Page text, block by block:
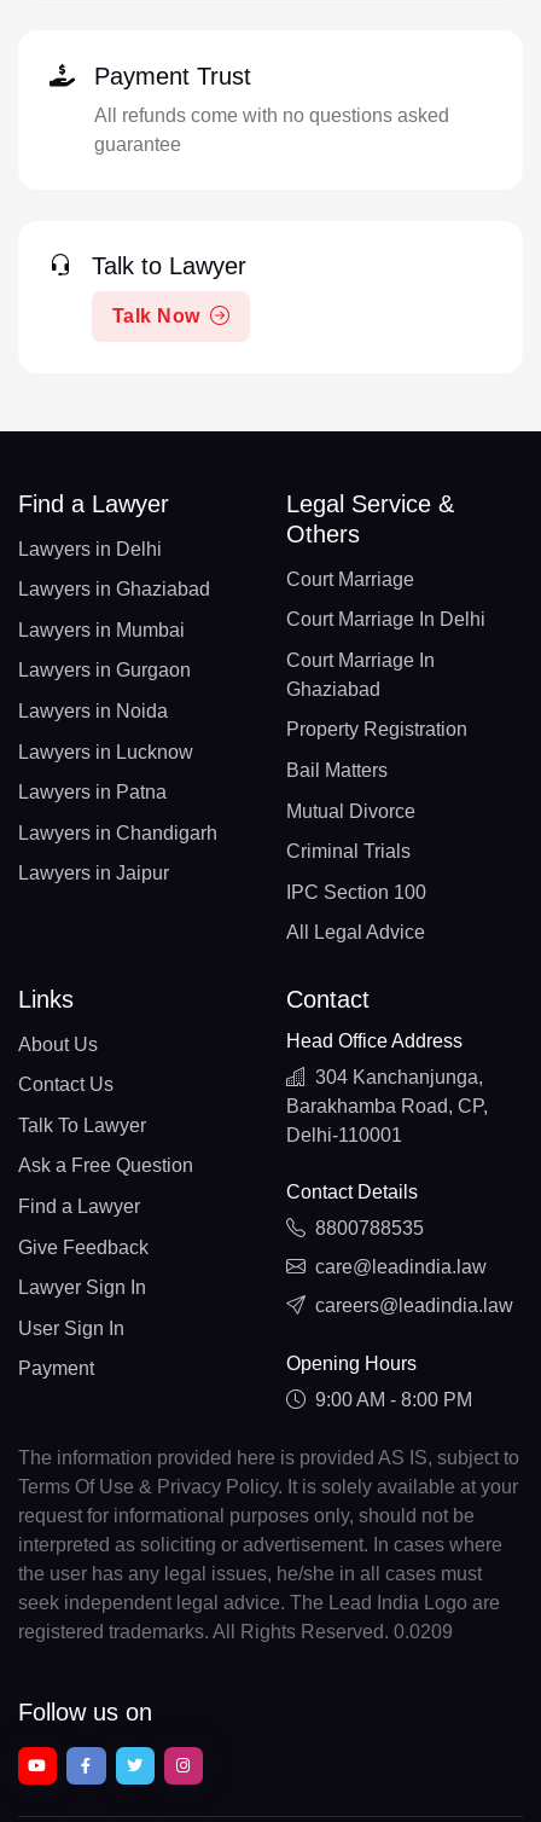
Payment Trust
All refunds come with no questions asked
guarantee
Talk to Lawyer
Talk Now
Find a Lawyer
Lawyers in Delhi
Lawyers in Ghaziabad
Lawyers in Mumbai
Lawyers in Gurgaon
Lawyers in Noida
Lawyers in Lucknow
Lawyers in Patna
Lawyers in Chandigarh
Lawyers in Jaipur
Legal Service &
Others
Court Marriage
Court Marriage In Delhi
Court Marriage In
Ghaziabad
Property Registration
Bail Matters
Mutual Divorce
Criminal Trials
IPC Section 100
All Legal Advice
Links
About Us
Contact Us
Talk To Lawyer
Ask a Free Question
Find a Lawyer
Give Feedback
Lawyer Sign In
User Sign In
Payment
Contact
Head Office Address
304 Kanchanjunga,
Barakhamba Road, CP,
Delhi-110001
Contact Details
8800788535
care@leadindia.law
careers@leadindia.law
Opening Hours
9:00 AM - 8:00 PM
The information provided here is provided AS IS, subject to
Terms Of Use & Privacy Policy. It is solely available at your
request for informational purposes only, should not be
interpreted as soliciting or advertisement. In cases where
the user has any legal issues, he/she in all cases must
seek independent legal advice. The Lead India Logo are
registered trademarks. All Rights Reserved. 0.0209
Follow us on